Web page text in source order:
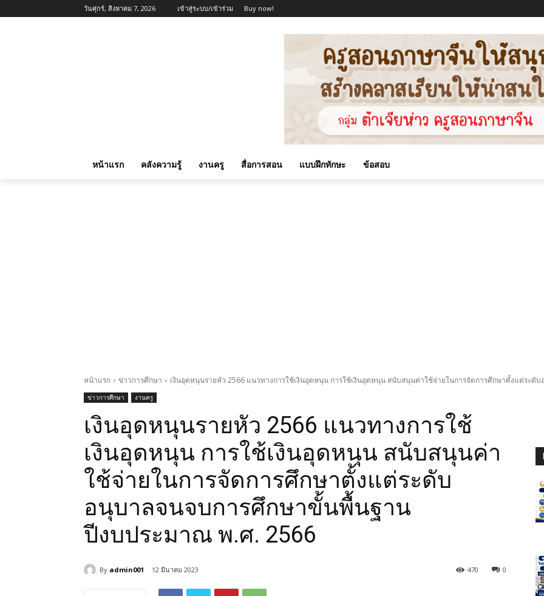
วันศุกร์, สิงหาคม 7, 2026 เข้าสู่ระบบ/เข้าร่วม Buy now!
หน้าแรก คลังความรู้ งานครู สื่อการสอน แบบฝึกทักษะ ข้อสอบ
หน้าแรก ข่าวการศึกษา เงินอุดหนุนรายหัว 2566 แนวทางการใช้เงินอุดหนุน การใช้เงินอุดหนุน สนับสนุนค่าใช้จ่ายในการจัดการศึกษาตั้งแต่ระ
ข่าวการศึกษา งานครู
เงินอุดหนุนรายหัว 2566 แนวทางการใช้
เงินอุดหนุน การใช้เงินอุดหนุน สนับสนุนค่า
ใช้จ่ายในการจัดการศึกษาตั้งแต่ระดับ
อนุบาลจนจบการศึกษาขั้นพื้นฐาน
ปีงบประมาณ พ.ศ. 2566
By admin001 12 มีนาคม 2023 0
470